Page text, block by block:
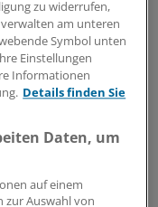
Gesprächsverlauf
Kupke,
und
es mehrere
nennt nur eine
hintendran,
zu widerrufen,
am unteren
Symbol unten
Einstellungen
Informationen
Details finden Sie
Daten, um
auf einem
zur Auswahl von